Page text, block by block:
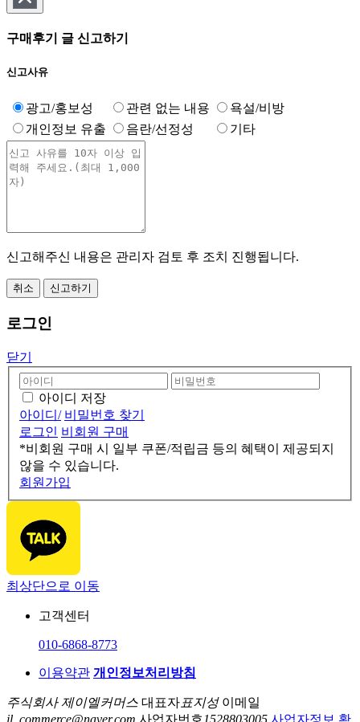
구매후기 글 신고하기
신고사유
광고/홍보성 관련 없는 내용
욕설/비방
개인정보 유출
음란/선정성 기타
신고해주신 내용은 관리자 검토 후 조치 진행됩니다.
취소 신고하기
로그인
닫기
아이디 저장
아이디/ 비밀번호 찾기
로그인 비회원 구매
*비회원 구매 시 일부 쿠폰/적립금 등의 혜택이 제공되지
않을 수 있습니다.
회원가입
최상단으로 이동
고객센터
010-6868-8773
이용약관 개인정보처리방침
주식회사 제이엘커머스 대표자표지성 이메일
jl_commerce@naver.com 사업자번호 1528803005 사업자정보 확